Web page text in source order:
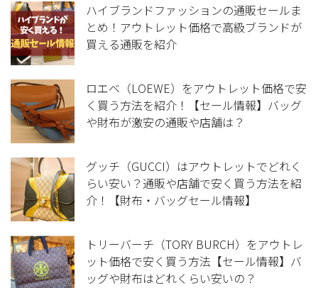
ハイブランドファッションの通販セールま
とめ！アウトレット価格で高級ブランドが
買える通販を紹介
ロエベ（LOEWE）をアウトレット価格で安
く買う方法を紹介！【セール情報】バッグ
や財布が激安の通販や店舗は？
グッチ（GUCCI）はアウトレットでどれく
らい安い？通販や店舗で安く買う方法を紹
介！【財布・バッグセール情報】
トリーバーチ（TORY BURCH）をアウトレ
ット価格で安く買う方法【セール情報】バ
ッグや財布はどれくらい安いの？